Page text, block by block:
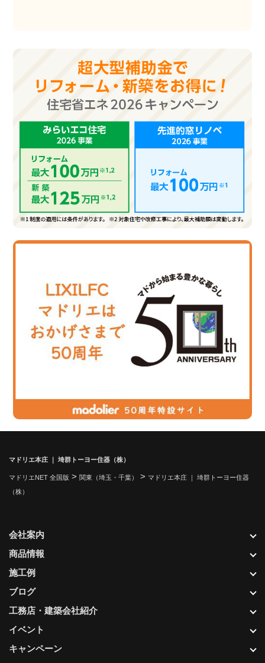
マドリエ本庄 ｜ 埼群トーヨー住器（株）
マドリエNET 全国版 > 関東（埼玉・千葉） > マドリエ本庄 ｜ 埼群トーヨー住器
（株）
会社案内
商品情報
施工例
ブログ
工務店・建築会社紹介
イベント
キャンペーン